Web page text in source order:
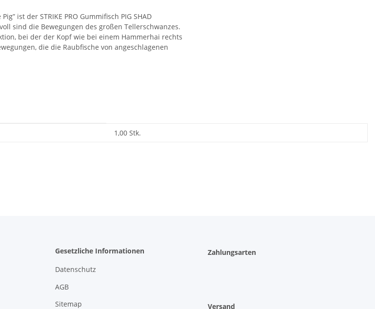
ist der STRIKE PRO Gummifisch PIG SHAD
sind die Bewegungen des großen Tellerschwanzes.
bei der der Kopf wie bei einem Hammerhai rechts
die die Raubfische von angeschlagenen
1,00 Stk.
Gesetzliche Informationen
Datenschutz
AGB
Sitemap
Zahlungsarten
Versand